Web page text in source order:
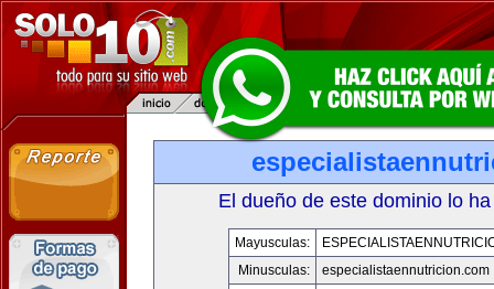
El dueño de este dominio lo
Mayusculas:
Minusculas:
especialistaennutricion.com